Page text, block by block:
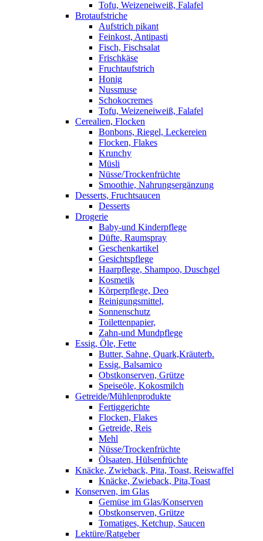
Tofu, Weizeneiweiß, Falafel
Brotaufstriche
Aufstrich pikant
Feinkost, Antipasti
Fisch, Fischsalat
Frischkäse
Fruchtaufstrich
Honig
Nussmuse
Schokocremes
Tofu, Weizeneiweiß, Falafel
Cerealien, Flocken
Bonbons, Riegel, Leckereien
Flocken, Flakes
Krunchy
Müsli
Nüsse/Trockenfrüchte
Smoothie, Nahrungsergänzung
Desserts, Fruchtsaucen
Desserts
Drogerie
Baby-und Kinderpflege
Düfte, Raumspray
Geschenkartikel
Gesichtspflege
Haarpflege, Shampoo, Duschgel
Kosmetik
Körperpflege, Deo
Reinigungsmittel,
Sonnenschutz
Toilettenpapier,
Zahn-und Mundpflege
Essig, Öle, Fette
Butter, Sahne, Quark,Kräuterb.
Essig, Balsamico
Obstkonserven, Grütze
Speiseöle, Kokosmilch
Getreide/Mühlenprodukte
Fertiggerichte
Flocken, Flakes
Getreide, Reis
Mehl
Nüsse/Trockenfrüchte
Ölsaaten, Hülsenfrüchte
Knäcke, Zwieback, Pita, Toast, Reiswaffel
Knäcke, Zwieback, Pita,Toast
Konserven, im Glas
Gemüse im Glas/Konserven
Obstkonserven, Grütze
Tomatiges, Ketchup, Saucen
Lektüre/Ratgeber